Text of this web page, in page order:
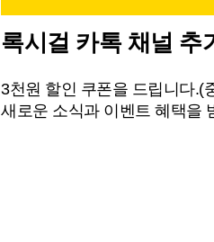
록시걸 카톡 채널 추
3천원 할인 쿠폰을 드립니다.(
새로운 소식과 이벤트 혜택을